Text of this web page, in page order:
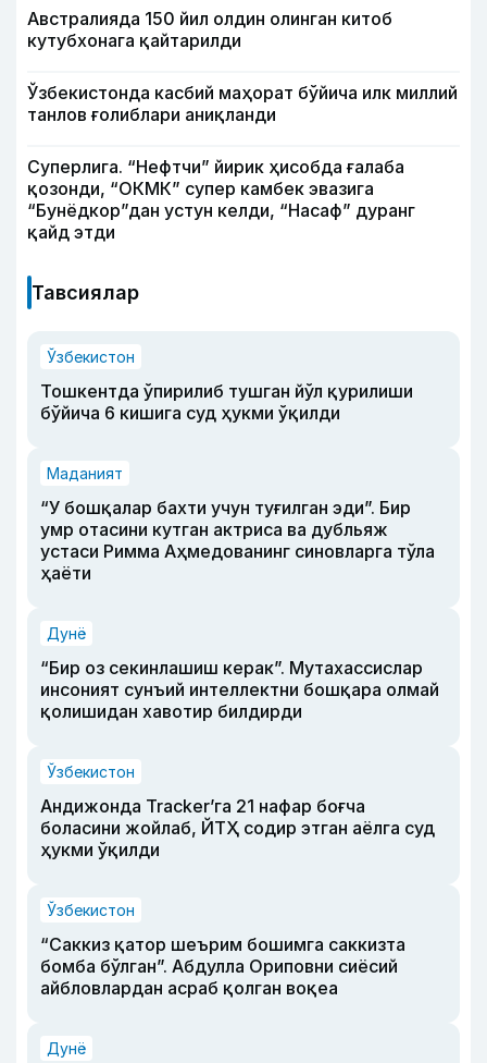
Австралияда 150 йил олдин олинган китоб
кутубхонага қайтарилди
Ўзбекистонда касбий маҳорат бўйича илк миллий
танлов ғолиблари аниқланди
Суперлига. “Нефтчи” йирик ҳисобда ғалаба
қозонди, “ОКМК” супер камбек эвазига
“Бунёдкор”дан устун келди, “Насаф” дуранг
қайд этди
Тавсиялар
Ўзбекистон
Тошкентда ўпирилиб тушган йўл қурилиши
бўйича 6 кишига суд ҳукми ўқилди
Маданият
“У бошқалар бахти учун туғилган эди”. Бир
умр отасини кутган актриса ва дубльяж
устаси Римма Аҳмедованинг синовларга тўла
ҳаёти
Дунё
“Бир оз секинлашиш керак”. Мутахассислар
инсоният сунъий интеллектни бошқара олмай
қолишидан хавотир билдирди
Ўзбекистон
Андижонда Tracker’га 21 нафар боғча
боласини жойлаб, ЙТҲ содир этган аёлга суд
ҳукми ўқилди
Ўзбекистон
“Саккиз қатор шеърим бошимга саккизта
бомба бўлган”. Абдулла Ориповни сиёсий
айбловлардан асраб қолган воқеа
Дунё